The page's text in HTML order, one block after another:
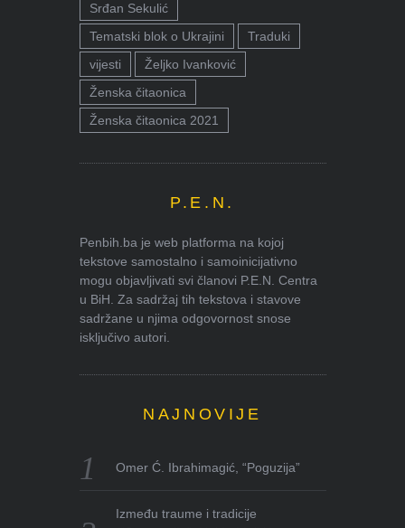
Srđan Sekulić
Tematski blok o Ukrajini
Traduki
vijesti
Željko Ivanković
Ženska čitaonica
Ženska čitaonica 2021
P.E.N.
Penbih.ba je web platforma na kojoj
tekstove samostalno i samoinicijativno
mogu objavljivati svi članovi P.E.N. Centra
u BiH. Za sadržaj tih tekstova i stavove
sadržane u njima odgovornost snose
isključivo autori.
NAJNOVIJE
Omer Ć. Ibrahimagić, “Poguzija”
Između traume i tradicije